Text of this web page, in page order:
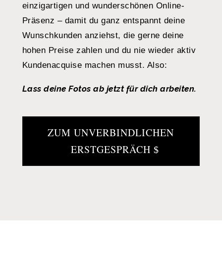
einzigartigen und wunderschönen Online-
Präsenz – damit du ganz entspannt deine
Wunschkunden anziehst, die gerne deine
hohen Preise zahlen und du nie wieder aktiv
Kundenacquise machen musst. Also:
Lass deine Fotos ab jetzt für dich arbeiten.
ZUM UNVERBINDLICHEN
ERSTGESPRÄCH